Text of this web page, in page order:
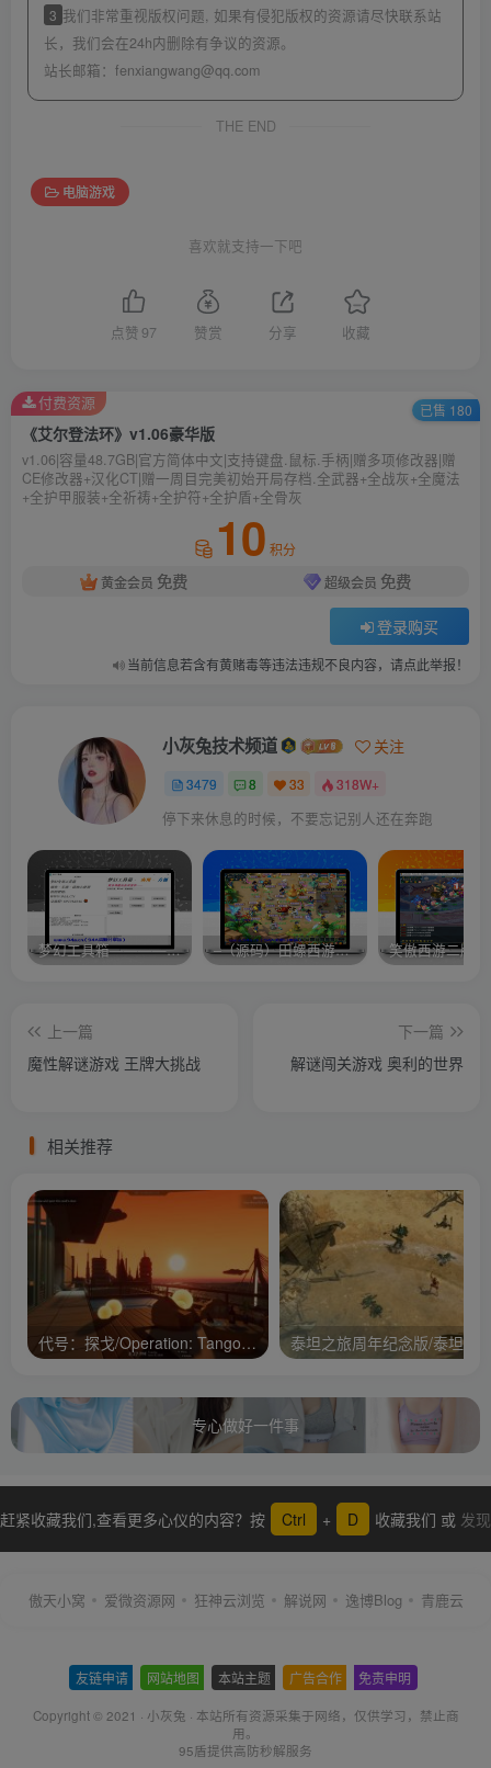
3 我们非常重视版权问题, 如果有侵犯版权的资源请尽快联系站
长，我们会在24h内删除有争议的资源。
站长邮箱： fenxiangwang@qq.com
THE END
电脑游戏
喜欢就支持一下吧
点赞 97 赞赏 分享 收藏
《艾尔登法环》v1.06豪华版
v1.06|容量48.7GB|官方简体中文|支持键盘.鼠标.手柄|赠多项修改器|赠
CE修改器+汉化CT|赠一周目完美初始开局存档.全武器+全战灰+全魔法
+全护甲服装+全祈祷+全护符+全护盾+全骨灰
10 积分
黄金会员 免费 超级会员 免费
登录购买
当前信息若含有黄赌毒等违法违规不良内容，请点此举报！
付费资源 已售 180
小灰兔技术频道 关注
3479 8 33 318W+
停下来休息的时候，不要忘记别人还在奔跑
梦幻工具箱————-免费 –（源码）田螺西游9.0 假人摆摊18门派飞升渡劫化圣助战最新BB谛听…. 笑傲西游二版-
上一篇
魔性解谜游戏 王牌大挑战
下一篇
解谜闯关游戏 奥利的世界
相关推荐
代号：探戈/Operation: Tango/支持网络联机
专心做好一件事
赶紧收藏我们,查看更多心仪的内容？按 Ctrl + D 收藏我们 或 发现
傲天小窝 爱微资源网 狂神云浏览 解说网 逸博Blog 青鹿云
友链申请 网站地图 本站主题 广告合作 免责申明
Copyright © 2021 · 小灰兔 · 本站所有资源采集于网络，仅供学习，禁止商
用。
95盾提供高防秒解服务